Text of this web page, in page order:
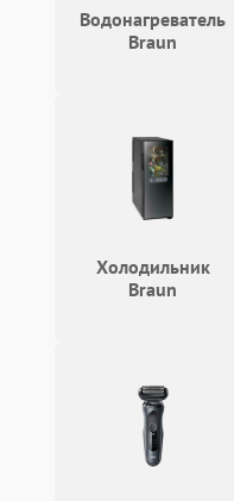
Водонагреватель
Braun
Холодильник
Braun